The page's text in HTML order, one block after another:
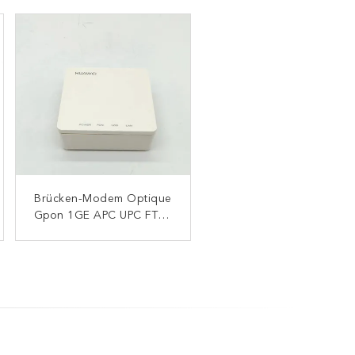
Brücken-Modem Optique
Gpon 1GE APC UPC FTTH
Router-Außenantenne
HUAWEIS EG8145X6